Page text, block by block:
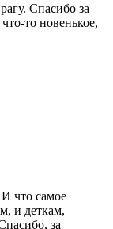
Спасибо за
то новенькое,
что самое
и деткам,
за